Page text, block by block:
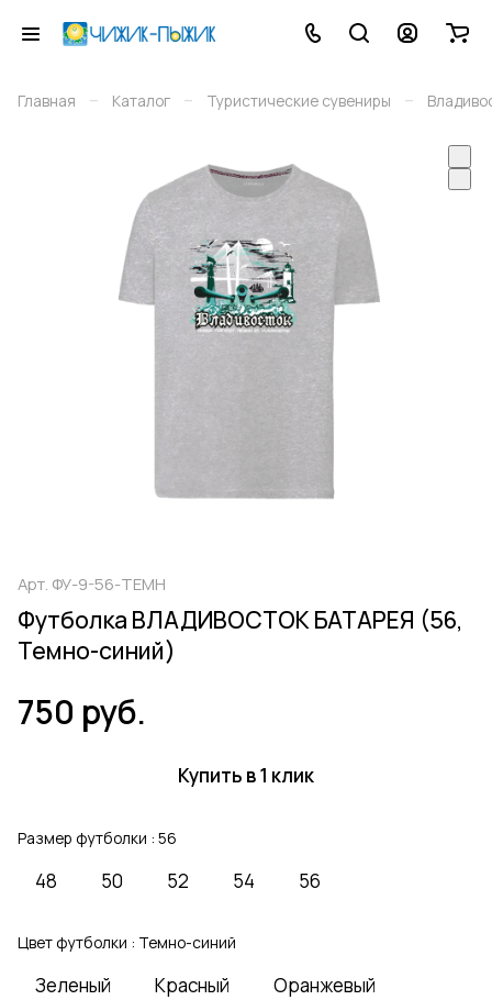
Главная – Каталог – Туристические сувениры –
Арт. ФУ-9-56-ТЕМН
Футболка ВЛАДИВОСТОК БАТАРЕЯ (56,
Темно-синий)
750 руб.
Купить в 1 клик
Размер футболки : 56
48 50 52 54 56
Цвет футболки : Темно-синий
Зеленый Красный Оранжевый